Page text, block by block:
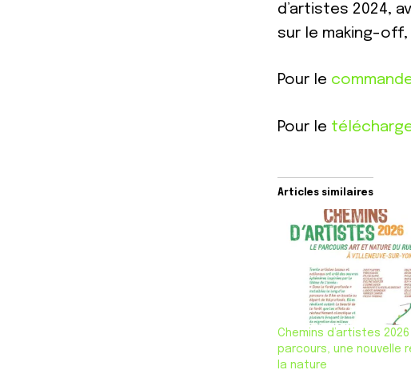
d’artistes 2024,
sur le making-
Pour le
Pour le
Articles similaires
Chemins d’artistes 2026
parcours, une nouvelle
la nature